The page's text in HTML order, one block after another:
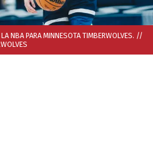
NBA PARA MINNESOTA TIMBERWOLVES. //